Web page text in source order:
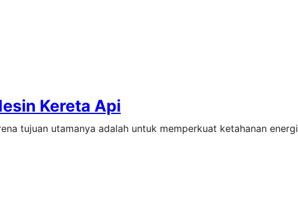
Kereta Api
tujuan utamanya adalah untuk memperkuat ketahanan energi